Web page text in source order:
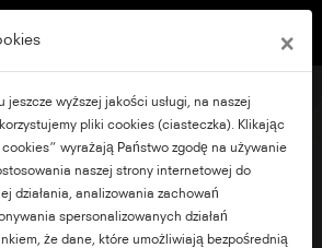
Android TV
×
jeszcze wyższej jakości usługi, na naszej
pliki cookies (ciasteczka). Klikając
wyrażają Państwo zgodę na używanie
naszej strony internetowej do
działania, analizowania zachowań
spersonalizowanych działań
że dane, które umożliwiają bezpośrednią